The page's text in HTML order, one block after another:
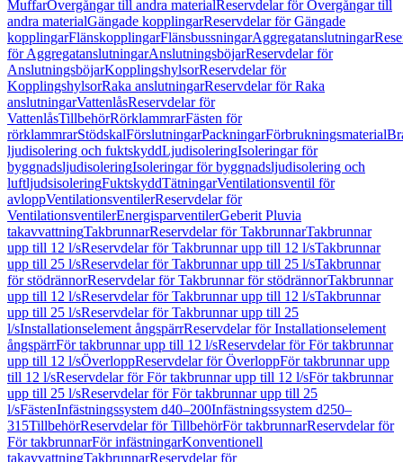
MuffarÖvergångar till andra materialReservdelar för Övergångar till
andra materialGängade kopplingarReservdelar för Gängade
kopplingarFlänskopplingarFlänsbussningarAggregatanslutningar
för AggregatanslutningarAnslutningsböjarReservdelar för
AnslutningsböjarKopplingshylsorReservdelar för
KopplingshylsorRaka anslutningarReservdelar för Raka
anslutningarVattenlåsReservdelar för
VattenlåsTillbehörRörklammrarFästen för
rörklammrarStödskalFörslutningarPackningarFörbrukningsmaterial
ljudisolering och fuktskyddLjudisoleringIsoleringar för
byggnadsljudisoleringIsoleringar för byggnadsljudisolering och
luftljudsisoleringFuktskyddTätningarVentilationsventil för
avloppVentilationsventilerReservdelar för
VentilationsventilerEnergisparventilerGeberit Pluvia
takavvattningTakbrunnarReservdelar för TakbrunnarTakbrunnar
upp till 12 l/sReservdelar för Takbrunnar upp till 12 l/sTakbrunnar
upp till 25 l/sReservdelar för Takbrunnar upp till 25 l/sTakbrunnar
för stödrännorReservdelar för Takbrunnar för stödrännorTakbrunnar
upp till 12 l/sReservdelar för Takbrunnar upp till 12 l/sTakbrunnar
upp till 25 l/sReservdelar för Takbrunnar upp till 25
l/sInstallationselement ångspärrReservdelar för Installationselement
ångspärrFör takbrunnar upp till 12 l/sReservdelar för För takbrunnar
upp till 12 l/sÖverloppReservdelar för ÖverloppFör takbrunnar upp
till 12 l/sReservdelar för För takbrunnar upp till 12 l/sFör takbrunnar
upp till 25 l/sReservdelar för För takbrunnar upp till 25
l/sFästenInfästningssystem d40–200Infästningssystem d250–
315TillbehörReservdelar för TillbehörFör takbrunnarReservdelar för
För takbrunnarFör infästningarKonventionell
takavvattningTakbrunnarReservdelar för